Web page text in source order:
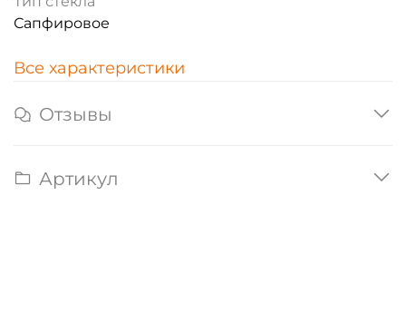
Сапфировое
Все характеристики
Отзывы
Артикул